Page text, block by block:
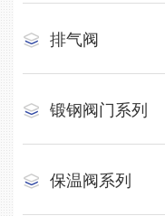
排气阀
锻钢阀门系列
保温阀系列